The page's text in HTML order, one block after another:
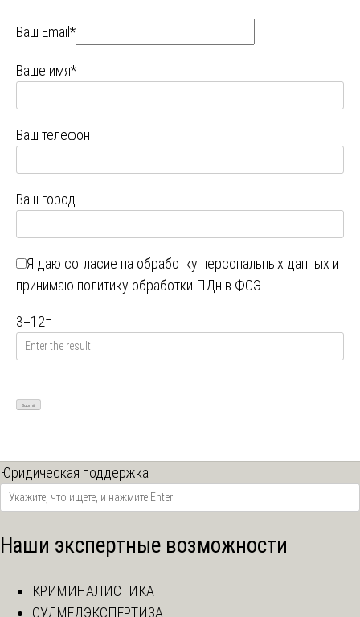
Ваш Email*
Ваше имя*
Ваш телефон
Ваш город
Я даю согласие на обработку персональных данных и
принимаю политику обработки ПДн в ФСЭ
3+12=
Юридическая поддержка
Наши экспертные возможности
КРИМИНАЛИСТИКА
СУДМЕДЭКСПЕРТИЗА